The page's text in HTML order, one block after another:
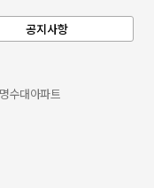
공지사항
수대아파트